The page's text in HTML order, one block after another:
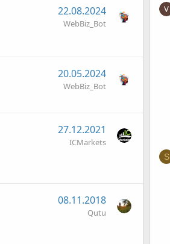
22.08.2024
WebBiz_Bot
20.05.2024
WebBiz_Bot
27.12.2021
ICMarkets
08.11.2018
Qutu
S